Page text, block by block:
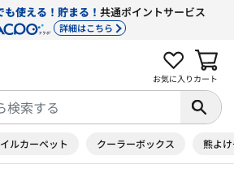
使える！貯まる！ 共通ポイントサービス
詳細はこちら
お気に入り カート
ルカーペット クーラーボックス 熊よ